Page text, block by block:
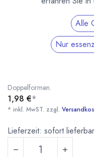
Klammer für
(0 Rezension)
Doppelformen.
1,98 €*
* inkl. MwST. zzgl.
Lieferzeit: sofort lieferbar
Alle
Nur